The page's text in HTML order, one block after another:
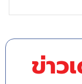
ข่าว